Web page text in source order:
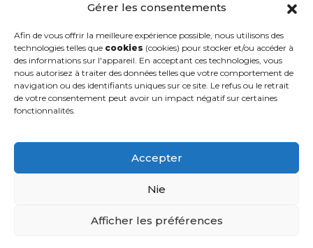
Gérer les consentements
Afin de vous offrir la meilleure expérience possible, nous utilisons des
technologies telles que cookies (cookies) pour stocker et/ou accéder à
des informations sur l'appareil. En acceptant ces technologies, vous
nous autorisez à traiter des données telles que votre comportement de
navigation ou des identifiants uniques sur ce site. Le refus ou le retrait
de votre consentement peut avoir un impact négatif sur certaines
fonctionnalités.
Accepter
Nie
Afficher les préférences
© 2022 Planetary Productions | Tous droits réservés
Conception de sites web-Services de streaming-Vidéos
d'entreprise
Politique de confidentialité·Mentions légales·Politique en